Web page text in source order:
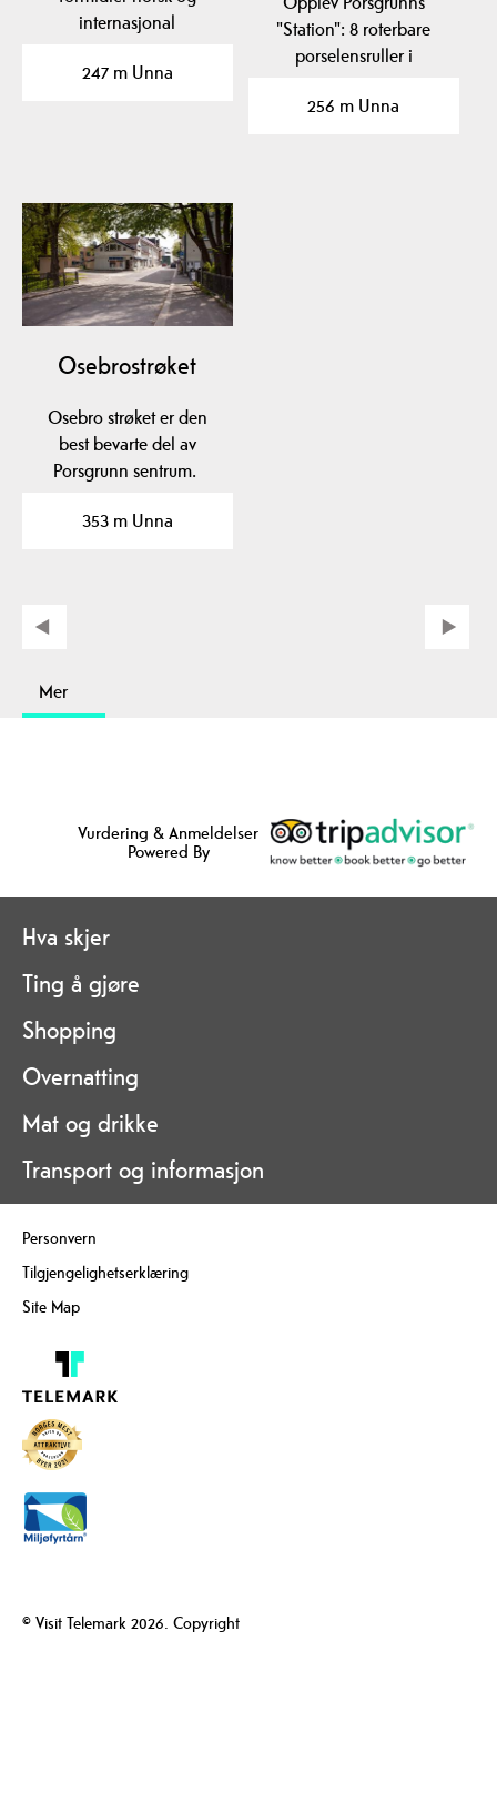
internasjonal
til i…
247 m Unna
"Station": 8 roterbare
porselensruller i
256 m Unna
Osebrostrøket
Osebro strøket er den
best bevarte del av
Porsgrunn sentrum.
353 m Unna
Mer
Vurdering & Anmeldelser
Powered By
Hva skjer
Ting å gjøre
Shopping
Overnatting
Mat og drikke
Transport og informasjon
Personvern
Tilgjengelighetserklæring
Site Map
© Visit Telemark 2026. Copyright